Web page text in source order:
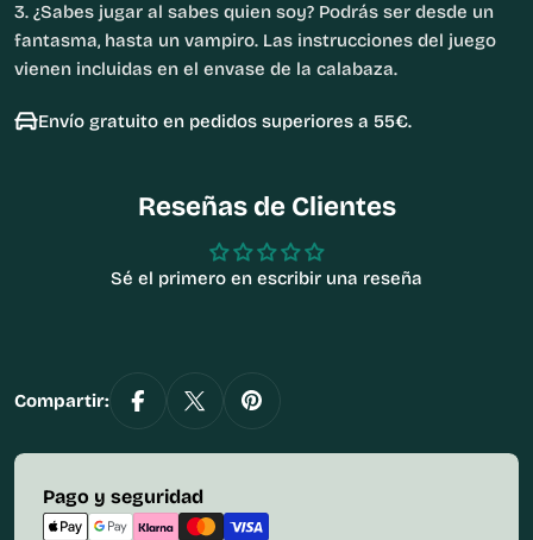
3. ¿Sabes jugar al sabes quien soy? Podrás ser desde un
fantasma, hasta un vampiro. Las instrucciones del juego
vienen incluidas en el envase de la calabaza.
Envío gratuito en pedidos superiores a 55€.
Reseñas de Clientes
Sé el primero en escribir una reseña
Compartir:
Pago y seguridad
Métodos
de